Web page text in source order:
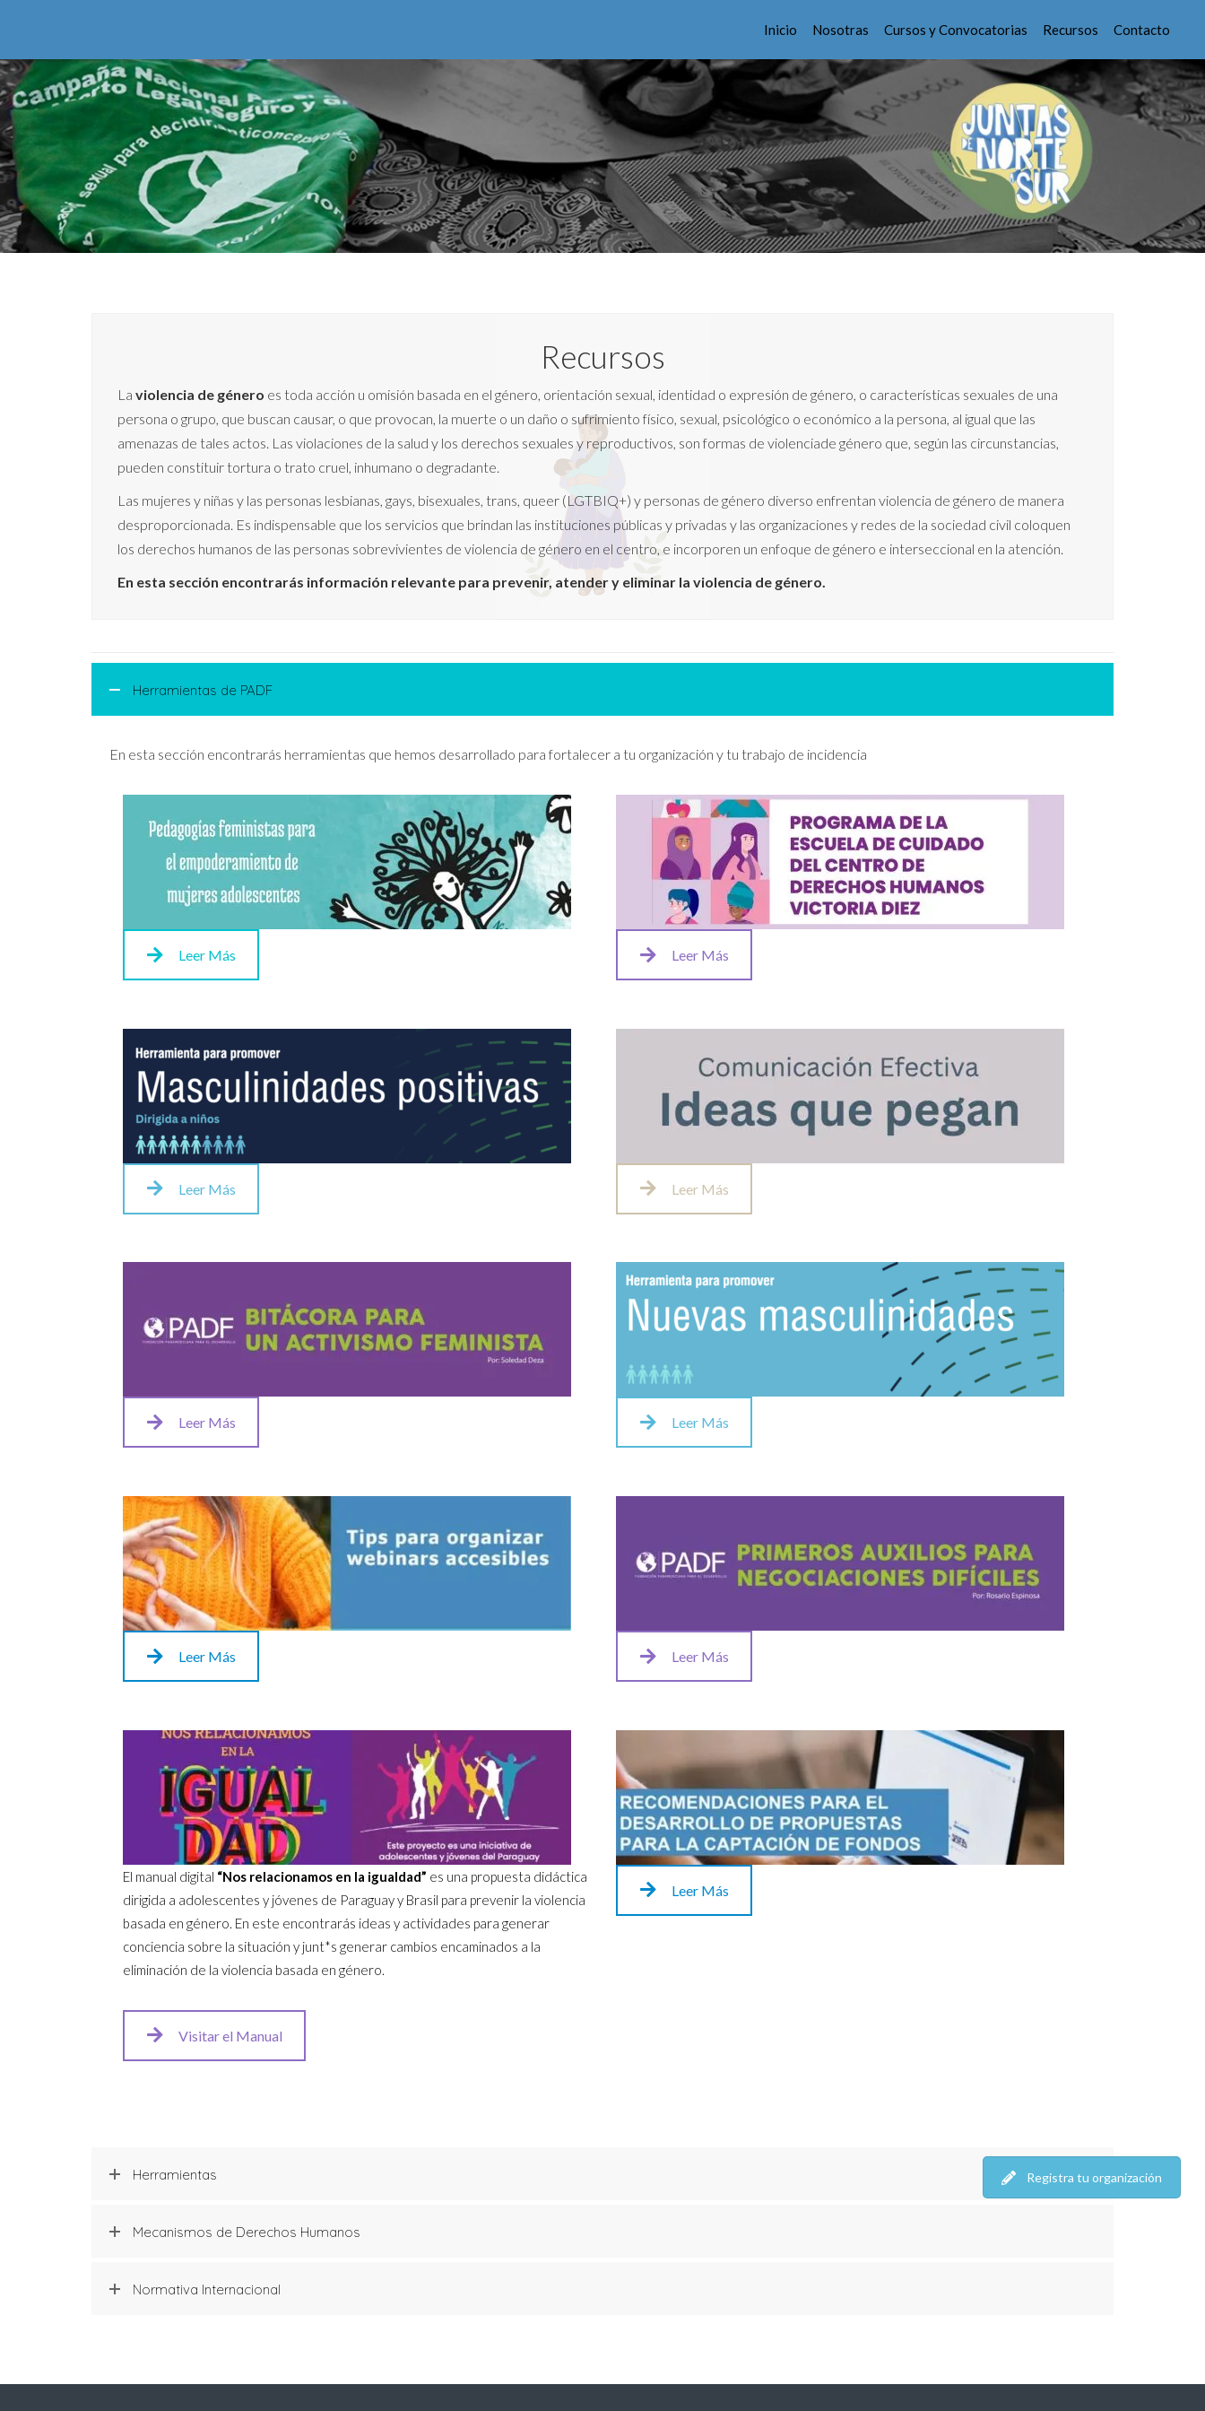
Registra tu organización
Inicio Nosotras Cursos y Convocatorias Recursos Contacto
Recursos
La violencia de género es toda acción u omisión basada en el género, orientación sexual, identidad o expresión de género, o características sexuales de una
persona o grupo, que buscan causar, o que provocan, la muerte o un daño o sufrimiento físico, sexual, psicológico o económico a la persona, al igual que las
amenazas de tales actos. Las violaciones de la salud y los derechos sexuales y reproductivos, son formas de violenciade género que, según las circunstancias,
pueden constituir tortura o trato cruel, inhumano o degradante.
Las mujeres y niñas y las personas lesbianas, gays, bisexuales, trans, queer (LGTBIQ+) y personas de género diverso enfrentan violencia de género de manera
desproporcionada. Es indispensable que los servicios que brindan las instituciones públicas y privadas y las organizaciones y redes de la sociedad civil coloquen
los derechos humanos de las personas sobrevivientes de violencia de género en el centro, e incorporen un enfoque de género e interseccional en la atención.
En esta sección encontrarás información relevante para prevenir, atender y eliminar la violencia de género.
Herramientas de PADF
En esta sección encontrarás herramientas que hemos desarrollado para fortalecer a tu organización y tu trabajo de incidencia
Leer Más
Leer Más
Leer Más
Leer Más
El manual digital “Nos relacionamos en la igualdad” es una propuesta didáctica
dirigida a adolescentes y jóvenes de Paraguay y Brasil para prevenir la violencia
basada en género. En este encontrarás ideas y actividades para generar
conciencia sobre la situación y junt*s generar cambios encaminados a la
eliminación de la violencia basada en género.
Visitar el Manual
Leer Más
Leer Más
Leer Más
Leer Más
Leer Más
Herramientas
Mecanismos de Derechos Humanos
Normativa Internacional